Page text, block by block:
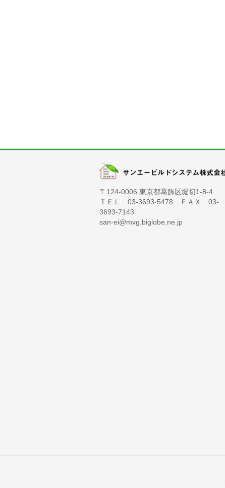
〒124-0006 東京都葛飾区堀切1-8-4
ＴＥＬ 03-3693-5478 ＦＡＸ 03-
3693-7143
san-ei@mvg.biglobe.ne.jp